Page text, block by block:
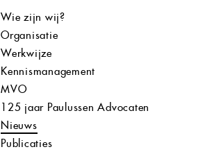
Wie zijn wij?
Organisatie
Werkwijze
Kennismanagement
MVO
125 jaar Paulussen Advocaten
Nieuws
Publicaties